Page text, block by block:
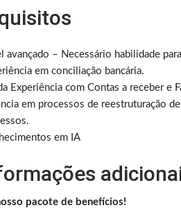
avançado – Necessário habilidade
em conciliação bancária.
Experiência com Contas a receber e
em processos de reestruturação
em IA
pacote de benefícios!